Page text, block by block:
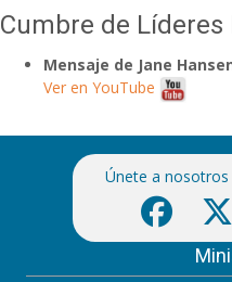
Cumbre de Líderes
Mensaje de Jane
Ver en YouTube
Únete a nosotros